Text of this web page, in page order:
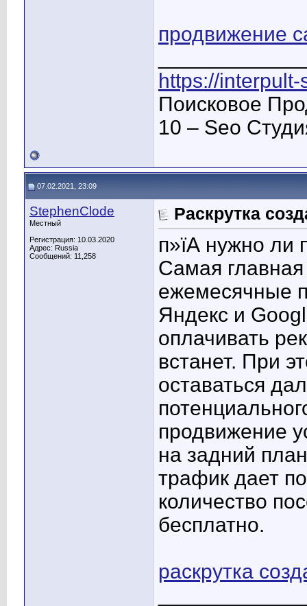
продвижение
https://
Поисковое
10 – Seo
07.02.2021, 23:09
StephenClode
Местный
Регистрация: 10.03.2020
Адрес: Russia
Сообщений: 11,258
Раскрутка
п»їА нужно ли
Самая
ежемесячные
Яндекс и
оплачивать
встанет. При
оставаться
продвижение
на задний
трафик дает
количество
бесплатно.
раскрутка